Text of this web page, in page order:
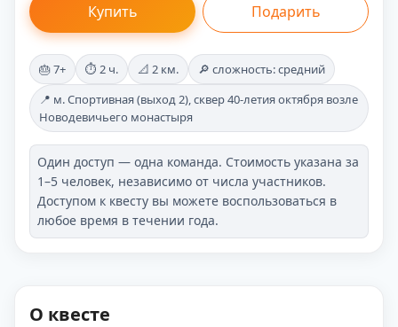
Купить Подарить
🎂 7+ ⏱️ 2 ч. 📐 2 км.
🔎 сложность: средний
📍 м. Спортивная (выход 2), сквер 40-летия октября возле
Новодевичьего монастыря
Один доступ — одна команда. Стоимость указана за
1–5 человек, независимо от числа участников.
Доступом к квесту вы можете воспользоваться в
любое время в течении года.
О квесте